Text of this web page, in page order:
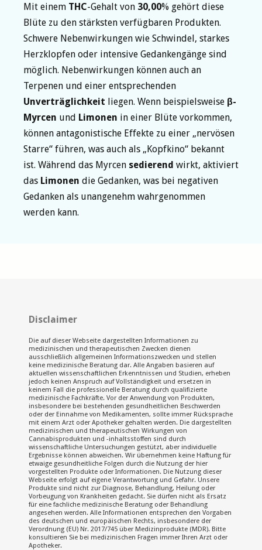
Mit einem THC-Gehalt von 30,00% gehört diese
Blüte zu den stärksten verfügbaren Produkten.
Schwere Nebenwirkungen wie Schwindel, starkes
Herzklopfen oder intensive Gedankengänge sind
möglich. Nebenwirkungen können auch an
Terpenen und einer entsprechenden
Unverträglichkeit liegen. Wenn beispielsweise β-
Myrcen und Limonen in einer Blüte vorkommen,
können antagonistische Effekte zu einer „nervösen
Starre“ führen, was auch als „Kopfkino“ bekannt
ist. Während das Myrcen sedierend wirkt, aktiviert
das Limonen die Gedanken, was bei negativen
Gedanken als unangenehm wahrgenommen
werden kann.
Disclaimer
Die auf dieser Webseite dargestellten Informationen zu
medizinischen und therapeutischen Zwecken dienen
ausschließlich allgemeinen Informationszwecken und stellen
keine medizinische Beratung dar. Alle Angaben basieren auf
aktuellen wissenschaftlichen Erkenntnissen und Studien, erheben
jedoch keinen Anspruch auf Vollständigkeit und ersetzen in
keinem Fall die professionelle Beratung durch qualifizierte
medizinische Fachkräfte. Vor der Anwendung von Produkten,
insbesondere bei bestehenden gesundheitlichen Beschwerden
oder der Einnahme von Medikamenten, sollte immer Rücksprache
mit einem Arzt oder Apotheker gehalten werden. Die dargestellten
medizinischen und therapeutischen Wirkungen von
Cannabisprodukten und -inhaltsstoffen sind durch
wissenschaftliche Untersuchungen gestützt, aber individuelle
Ergebnisse können abweichen. Wir übernehmen keine Haftung für
etwaige gesundheitliche Folgen durch die Nutzung der hier
vorgestellten Produkte oder Informationen. Die Nutzung dieser
Webseite erfolgt auf eigene Verantwortung und Gefahr. Unsere
Produkte sind nicht zur Diagnose, Behandlung, Heilung oder
Vorbeugung von Krankheiten gedacht. Sie dürfen nicht als Ersatz
für eine fachliche medizinische Beratung oder Behandlung
angesehen werden. Alle Informationen entsprechen den Vorgaben
des deutschen und europäischen Rechts, insbesondere der
Verordnung (EU) Nr. 2017/745 über Medizinprodukte (MDR). Bitte
konsultieren Sie bei medizinischen Fragen immer Ihren Arzt oder
Apotheker.